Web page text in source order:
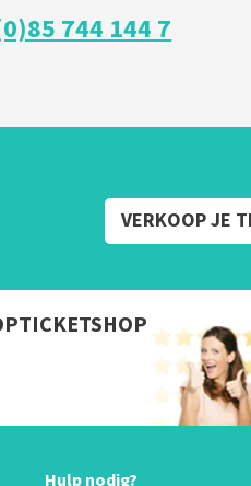
744 144 7
VERKOOP JE
Hulp nodig?